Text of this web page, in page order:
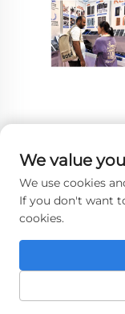
We value
We use cookies
If you don't want
cookies.